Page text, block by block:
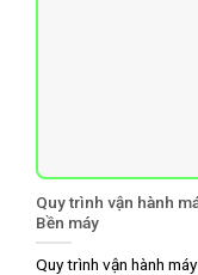
Quy trình vận hành
Bền máy
Quy trình vận hành